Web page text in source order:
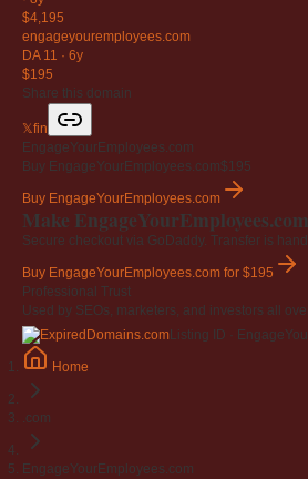
$4,195
engageyouremployees.com
DA 11 · 6y
$195
Share this domain
𝕏fin
EngageYourEmployees.com
Buy EngageYourEmployees.com$195
Buy EngageYourEmployees.com
Make
Secure checkout via GoDaddy. Transfer is
Buy EngageYourEmployees.com for $195
Professional Trust
Used by SEOs, marketers, and investors all
Listing ID ·
Home
.com
EngageYourEmployees.com